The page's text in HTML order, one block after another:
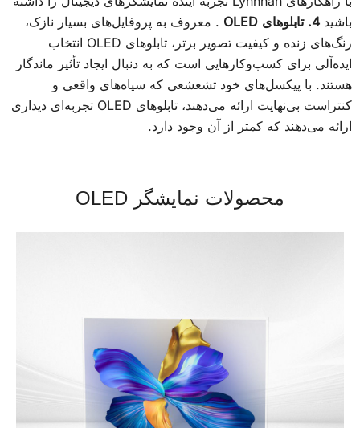
باشید 4. تابلوهای OLED
. معروف به پروفایل‌های بسیار نازک،
رنگ‌های زنده و کیفیت تصویر برتر، تابلوهای OLED انتخاب
ایده‌آلی برای کسب‌وکارهایی است که به دنبال ایجاد تأثير ماندگار
هستند. با پیکسل‌های خود تشعشعی که سیاه‌های واقعی و
کنتراست بی‌نهایت ارائه می‌دهند، تابلوهای OLED تجربه‌ای دیداری
ارائه می‌دهند که کمتر از آن وجود دارد.
محصولات نمایشگر OLED